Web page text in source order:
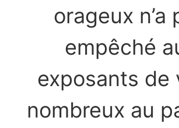
orageux n’a
empêché
exposants de
nombreux au